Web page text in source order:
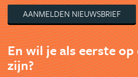
AANMELDEN NIEUWSBRIEF
En wil je als eerste
zijn?